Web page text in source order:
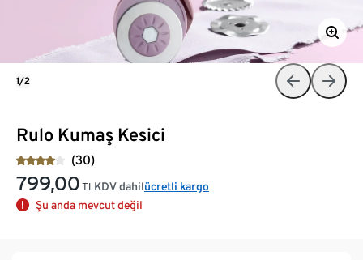
Rulo Kumaş Kesici
(30)
799,00 TL KDV dahilücretli kargo
Şu anda mevcut değil
1/2